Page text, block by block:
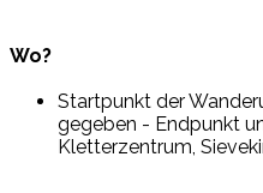
Wo?
Startpunkt der
gegeben - Endpunkt
Kletterzentrum,